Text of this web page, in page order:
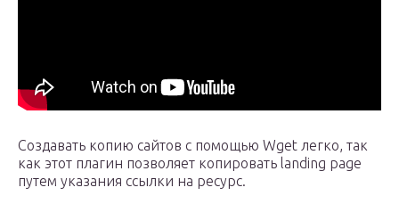
Создавать копию сайтов с помощью Wget легко, так
как этот плагин позволяет копировать landing page
путем указания ссылки на ресурс.